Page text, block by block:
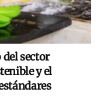
sector
y el